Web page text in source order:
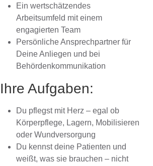
Ein wertschätzendes
Arbeitsumfeld mit einem
engagierten Team
Persönliche Ansprechpartner für
Deine Anliegen und bei
Behördenkommunikation
Ihre Aufgaben:
Du pflegst mit Herz – egal ob
Körperpflege, Lagern, Mobilisieren
oder Wundversorgung
Du kennst deine Patienten und
weißt, was sie brauchen – nicht